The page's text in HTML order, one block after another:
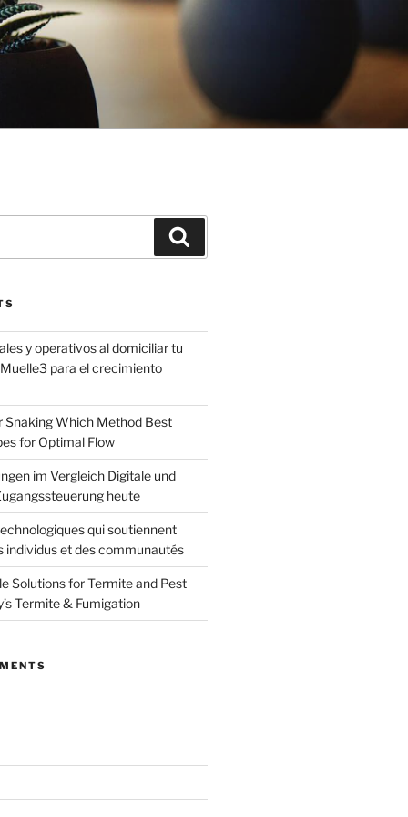
y operativos al domiciliar tu
para el crecimiento
Snaking Which Method Best
for Optimal Flow
im Vergleich Digitale und
heute
qui soutiennent
individus et des communautés
Solutions for Termite and Pest
Termite & Fumigation